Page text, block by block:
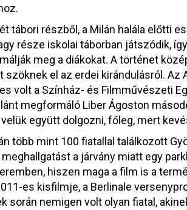
tábori részből, a Milán halála előtti
része iskolai táborban játszódik,
meg a diákokat. A történet
szöknek el az erdei kirándulásról.
volt a Színház- és Filmművészeti
megformáló Liber Ágoston
együtt dolgozni, főleg, mert
több mint 100 fiatallal találkozott
a járvány miatt egy
hiszen maga a film is a
es kisfilmje, a Berlinale
során nemigen volt olyan fiatal,